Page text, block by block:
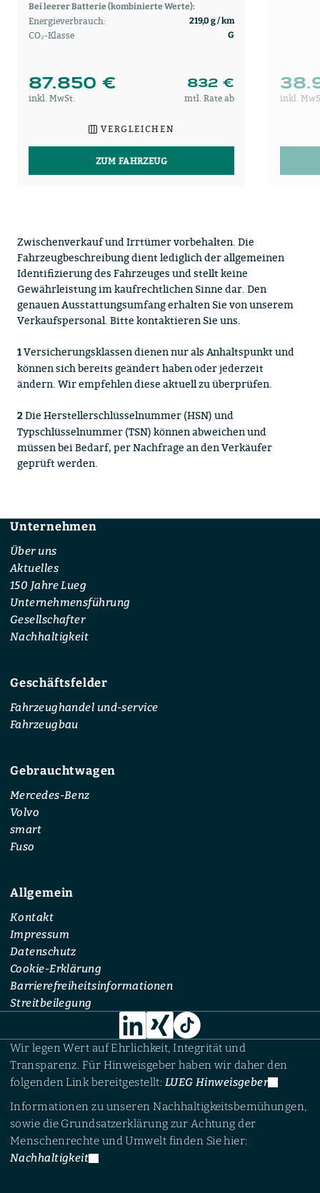
Bei leerer Batterie (kombinierte Werte):
Energieverbrauch: 219,0 g / km
CO₂-Klasse G
87.850 € 832 €
inkl. MwSt. mtl. Rate ab
VERGLEICHEN
ZUM FAHRZEUG
inkl.
Zwischenverkauf und Irrtümer vorbehalten. Die
Fahrzeugbeschreibung dient lediglich der allgemeinen
Identifizierung des Fahrzeuges und stellt keine
Gewährleistung im kaufrechtlichen Sinne dar. Den
genauen Ausstattungsumfang erhalten Sie von unserem
Verkaufspersonal. Bitte kontaktieren Sie uns.
1Versicherungsklassen dienen nur als Anhaltspunkt und
können sich bereits geändert haben oder jederzeit
ändern. Wir empfehlen diese aktuell zu überprüfen.
2Die Herstellerschlüsselnummer (HSN) und
Typschlüsselnummer (TSN) können abweichen und
müssen bei Bedarf, per Nachfrage an den Verkäufer
geprüft werden.
Footer
Unternehmen
Über uns
Aktuelles
150 Jahre Lueg
Unternehmensführung
Gesellschafter
Nachhaltigkeit
Geschäftsfelder
Fahrzeughandel und-service
Fahrzeugbau
Gebrauchtwagen
Mercedes-Benz
Volvo
smart
Fuso
Allgemein
Kontakt
Impressum
Datenschutz
Cookie-Erklärung
Barrierefreiheitsinformationen
Streitbeilegung
Wir legen Wert auf Ehrlichkeit, Integrität und
Transparenz. Für Hinweisgeber haben wir daher den
folgenden Link bereitgestellt: LUEG Hinweisgeber
Informationen zu unseren Nachhaltigkeitsbemühungen,
sowie die Grundsatzerklärung zur Achtung der
Menschenrechte und Umwelt finden Sie hier:
Nachhaltigkeit